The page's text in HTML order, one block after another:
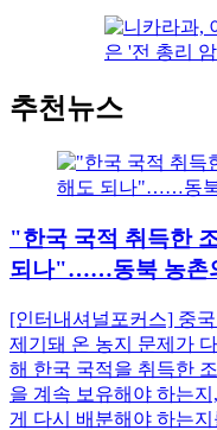
추천뉴스
"한국 국적 취득한
되나"……동북 농촌
[인터내셔널포커스] 중
제기돼 온 농지 문제가
해 한국 국적을 취득한
을 계속 보유해야 하는
게 다시 배분해야 하는